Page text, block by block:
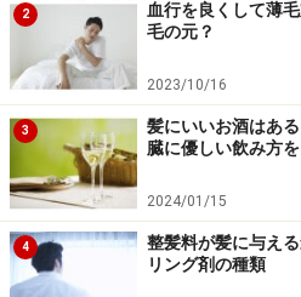
て健康な髪が育ちません。
（２）運動不足
運動をせずに、いつもテレ
は、過度の興奮を増やすだけ
交感神経の活動を著しく低下
くしてしまいます。
（３）ストレス
2
血行を良くして薄
毛の元？
2023/10/16
3
髪にいいお酒はあ
臓に優しい飲み方を
2024/01/15
4
整髪料が髪に与え
リング剤の種類